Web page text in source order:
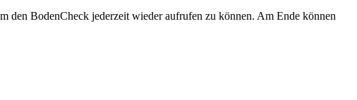
den BodenCheck jederzeit wieder aufrufen zu können. Am Ende können